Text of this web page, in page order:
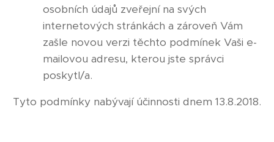
osobních údajů zveřejní na svých
internetových stránkách a zároveň Vám
zašle novou verzi těchto podmínek Vaši e-
mailovou adresu, kterou jste správci
poskytl/a.
Tyto podmínky nabývají účinnosti dnem 13.8.2018.